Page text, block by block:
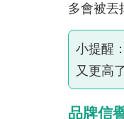
多會被丟
小提醒
又更高了
品牌信